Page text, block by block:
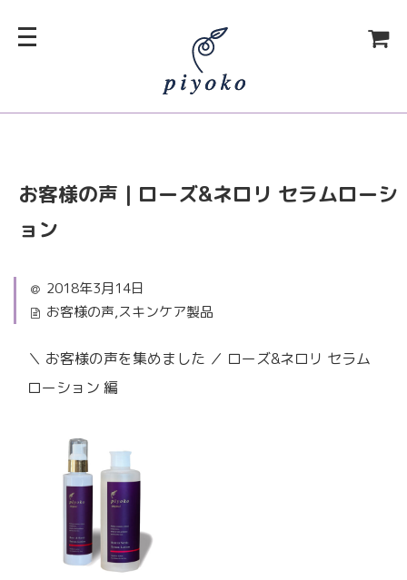
お客様の声｜ローズ&ネロリ セラムローシ
ョン
2018年3月14日
お客様の声,スキンケア製品
＼ お客様の声を集めました ／ ローズ&ネロリ セラム
ローション 編